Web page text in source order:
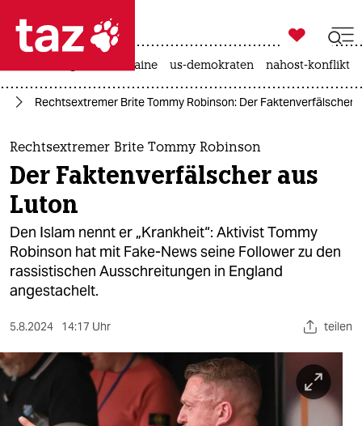
 taz zahl ich
taz zahl ich
themen
politik
öko
gesellschaft
kultur
sport
berlin
nord

taz zahl ich
krieg in der ukraine us-demokraten nahost-konflikt
Rechtsextremer Brite Tommy Robinson: Der Faktenverfälscher
Rechtsextremer Brite Tommy Robinson
Der Faktenverfälscher aus
Luton
Den Islam nennt er „Krankheit“: Aktivist Tommy
Robinson hat mit Fake-News seine Follower zu den
rassistischen Ausschreitungen in England
angestachelt.
5.8.2024 14:17 Uhr teilen